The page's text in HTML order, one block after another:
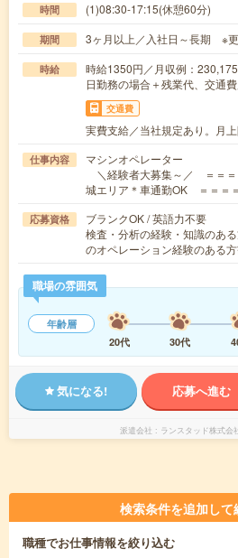
時間 (1)08:30-17:15(休憩60分)
期間 3ヶ月以上／入社日～長期 ※
時給
時給1350円／月収例：
日勤務の場合＋残業代、交通
交通費
実費支給／当社規定あり。月
仕事内容
マシンオペレーター
＼経験者大募集～／ ＝＝
城エリア＊車通勤OK ＝＝＝
応募資格
ブランクOK / 英語力不要
検査・分析の経験・知識のあ
のオペレーション経験のある
職場の雰囲気
年齢層
20代
30代
気になる! 応募へ進む
派遣会社 ランスタッド株式会
検索条件を追加して
職種でお仕事情報を絞り込む